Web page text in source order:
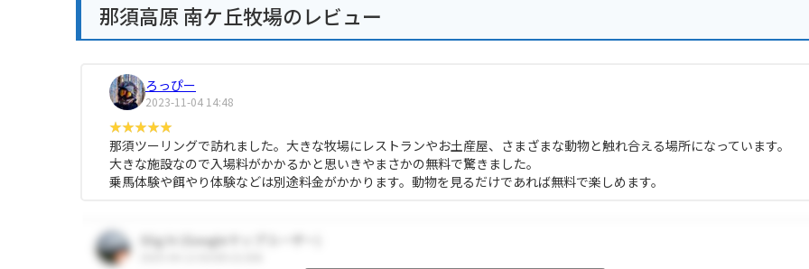
那須高原 南ケ丘牧場のレビュー
ろっぴー
2023-11-04 14:48
那須ツーリングで訪れました。大きな牧場にレストランやお土産屋、さまざまな動物と触れ合える場所になっています。
大きな施設なので入場料がかかるかと思いきやまさかの無料で驚きました。
乗馬体験や餌やり体験などは別途料金がかかります。動物を見るだけであれば無料で楽しめます。